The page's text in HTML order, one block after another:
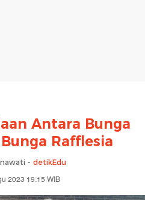
Antara Bunga
Rafflesia
- detikEdu
2023 19:15 WIB